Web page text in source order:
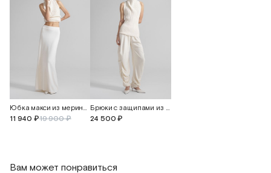
Юбка макси из мериносовой шерсти
11 940 ₽19 900 ₽
Брюки с защипами из мериносовой шерсти
24 500 ₽
Вам может понравиться